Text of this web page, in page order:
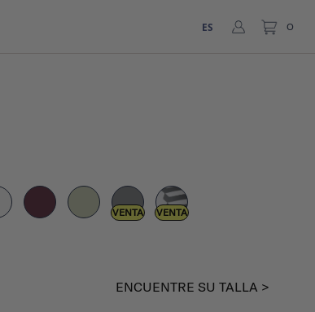
ES 0
VENTA VENTA
ENCUENTRE SU TALLA >